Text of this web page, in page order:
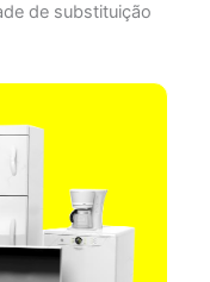
de substituição